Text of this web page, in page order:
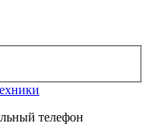
телефон